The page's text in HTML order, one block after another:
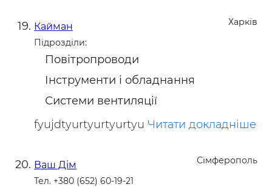
Харків
Кайман
Підрозділи:
Повітропроводи
Інструменти і обладнання
Системи вентиляції
fyujdtyurtyurtyurtyu Читати докладніше
Сімферополь
Ваш Дім
Тел. +380 (652) 60-19-21